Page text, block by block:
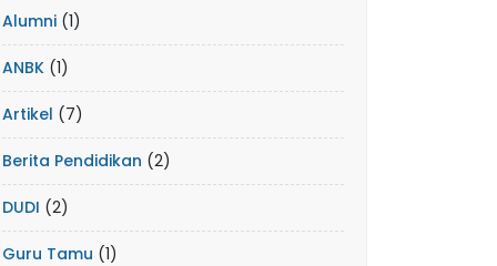
Alumni (1)
ANBK (1)
Artikel (7)
Berita Pendidikan (2)
DUDI (2)
Guru Tamu (1)